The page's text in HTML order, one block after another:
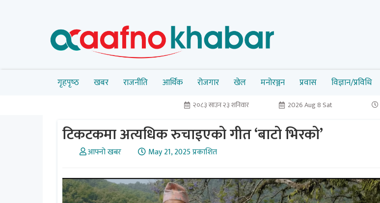
गृहपृष्‍ठ खबर राजनीति आर्थिक रोजगार खेल मनोरञ्जन प्रवास विज्ञान/प्रविधि
२०८३ साउन २३ शनिवार 2026 Aug 8 Sat
टिकटकमा अत्यधिक रुचाइएको गीत ‘बाटो भिरको’
आफ्नो खबर May 21, 2025 प्रकाशित